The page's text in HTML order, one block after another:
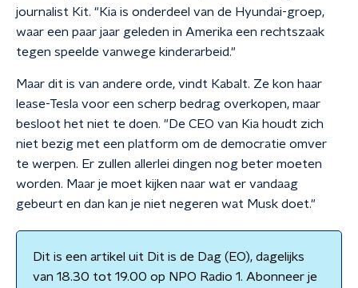
journalist Kit. "Kia is onderdeel van de Hyundai-groep,
waar een paar jaar geleden in Amerika een rechtszaak
tegen speelde vanwege kinderarbeid."
Maar dit is van andere orde, vindt Kabalt. Ze kon haar
lease-Tesla voor een scherp bedrag overkopen, maar
besloot het niet te doen. "De CEO van Kia houdt zich
niet bezig met een platform om de democratie omver
te werpen. Er zullen allerlei dingen nog beter moeten
worden. Maar je moet kijken naar wat er vandaag
gebeurt en dan kan je niet negeren wat Musk doet."
Dit is een artikel uit Dit is de Dag (EO), dagelijks
van 18.30 tot 19.00 op NPO Radio 1. Abonneer je